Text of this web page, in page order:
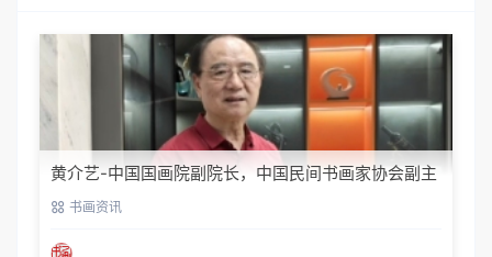
黄介艺-中国国画院副院长，中国民间书画家协会副主
席 书画资讯